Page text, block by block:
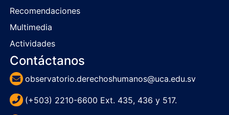
Recomendaciones
Multimedia
Actividades
Contáctanos
observatorio.derechoshumanos@uca.edu.sv
(+503) 2210-6600 Ext. 435, 436 y 517.